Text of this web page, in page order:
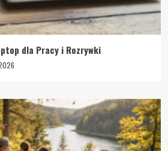
dla Pracy i Rozrywki